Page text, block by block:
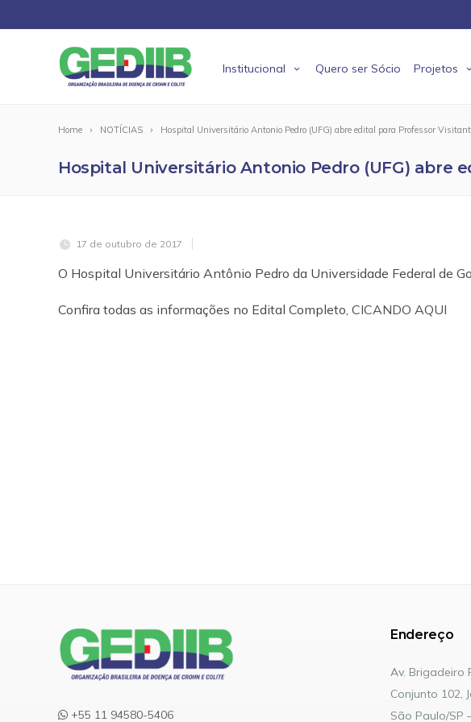
Institucional Quero ser Sócio Projetos
Home NOTÍCIAS Hospital Universitário Antonio Pedro (UFG) abre edital para Professor
Hospital Universitário Antonio Pedro (UFG) abre
17 de outubro de 2017
O Hospital Universitário Antônio Pedro da Universidade Federal de
Confira todas as informações no Edital Completo, CICANDO AQUI
+55 11 94580-5406
Endereço
Av. Brigadeiro
Conjunto 102,
São Paulo/SP